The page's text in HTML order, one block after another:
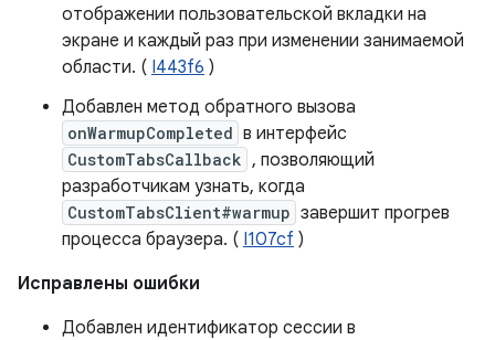
отображении пользовательской вкладки на
экране и каждый раз при изменении занимаемой
области. ( I443f6 )
Добавлен метод обратного вызова
onWarmupCompleted в интерфейс
CustomTabsCallback , позволяющий
разработчикам узнать, когда
CustomTabsClient#warmup завершит прогрев
процесса браузера. ( I107cf )
Исправлены ошибки
Добавлен идентификатор сессии в